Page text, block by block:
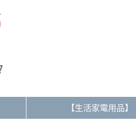
【生活家電用品】